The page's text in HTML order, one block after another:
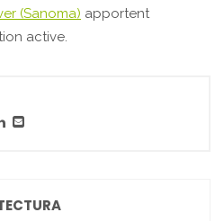
(Sanoma) apportent
active.